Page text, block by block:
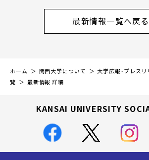
最新情報一覧へ戻る
ホーム 関西大学について 大学広報・プレスリ
覧
最新情報 詳細
KANSAI UNIVERSITY